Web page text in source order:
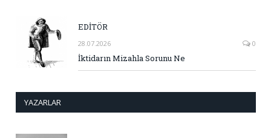
EDİTÖR
28.07.2026 0
İktidarın Mizahla Sorunu Ne
YAZARLAR